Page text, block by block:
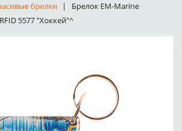
брелки
Брелок EM-Marine
5577 "Хоккей"^